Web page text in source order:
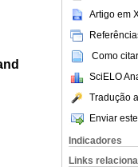
Artigo em
Como
SciELO
Tradução
Enviar
Indicadores
Links